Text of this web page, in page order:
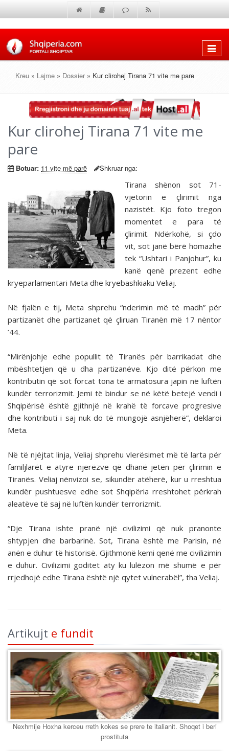
Shfaq
Kreu » Lajme » Dossier » Kur clirohej Tirana 71 vite me pare
Kur clirohej Tirana 71 vite me
pare
Botuar: 11 vite më parë Shkruar nga:
Tirana shënon sot 71-
vjetorin e çlirimit nga
nazistët. Kjo foto tregon
momentet e para të
çlirimit. Ndërkohë, si çdo
vit, sot janë bërë homazhe
tek “Ushtari i Panjohur”, ku
kanë qenë prezent edhe
kryeparlamentari Meta dhe kryebashkiaku Veliaj.
Në fjalën e tij, Meta shprehu “nderimin më të madh” për
partizanët dhe partizanet që çliruan Tiranën më 17 nëntor
’44.
“Mirënjohje edhe popullit të Tiranës për barrikadat dhe
mbështetjen që u dha partizanëve. Kjo ditë përkon me
kontributin që sot forcat tona të armatosura japin në luftën
kundër terrorizmit. Jemi të bindur se në këtë betejë vendi i
Shqipërisë është gjithnjë në krahë të forcave progresive
dhe kontributi i saj nuk do të mungojë asnjëherë”, deklaroi
Meta.
Në të njëjtat linja, Veliaj shprehu vlerësimet më të larta për
familjlarët e atyre njerëzve që dhanë jetën për çlirimin e
Tiranës. Veliaj nënvizoi se, sikundër atëherë, kur u rreshtua
kundër pushtuesve edhe sot Shqipëria rreshtohet përkrah
aleatëve të saj në luftën kundër terrorizmit.
“Dje Tirana ishte pranë një civilizimi që nuk pranonte
shtypjen dhe barbarinë. Sot, Tirana është me Parisin, në
anën e duhur të historisë. Gjithmonë kemi qenë me civilizimin
e duhur. Civilizimi goditet aty ku lulëzon më shumë e për
rrjedhojë edhe Tirana është një qytet vulnerabël”, tha Veliaj.
Artikujt e fundit
Nexhmije Hoxha kerceu rreth kokes se prere te italianit. Shoqet i beri
prostituta